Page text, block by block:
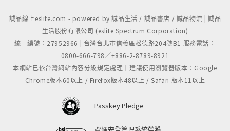
誠品線上eslite.com - powered by 誠品生活 / 誠品書店 / 誠品物流 | 誠品
生活股份有限公司 (eslite Spectrum Corporation)
統一編號：27952966 | 台灣台北市信義區松德路204號B1 服務電話：
0800-666-798／+886-2-8789-8921
本網站已依台灣網站內容分級規定處理｜建議使用瀏覽器版本：Google
Chrome版本60以上 / Firefox版本48以上 / Safari 版本11以上
Passkey Pledge